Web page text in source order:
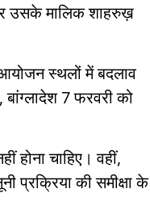
उसके मालिक शाहरुख़
स्थलों में बदलाव
7 फरवरी को
चाहिए। वहीं,
प्रक्रिया की समीक्षा के